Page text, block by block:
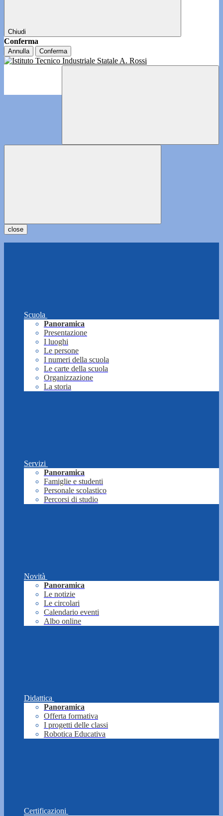
Chiudi
Conferma
Annulla Conferma
close
Scuola
Panoramica
Presentazione
I luoghi
Le persone
I numeri della scuola
Le carte della scuola
Organizzazione
La storia
Servizi
Panoramica
Famiglie e studenti
Personale scolastico
Percorsi di studio
Novità
Panoramica
Le notizie
Le circolari
Calendario eventi
Albo online
Didattica
Panoramica
Offerta formativa
I progetti delle classi
Robotica Educativa
Certificazioni